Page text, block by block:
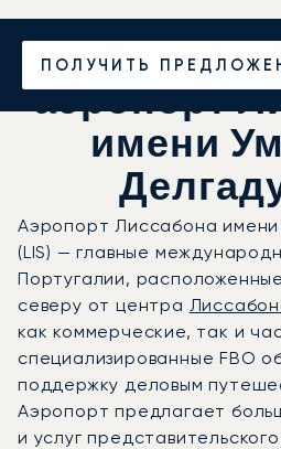
ПОЛУЧИТЬ
Частный
аэропорт
имени
Аэропорт Лиссабона
(LIS) — главные
Португалии,
северу от центра
как коммерческие, так и
специализированные FBO
поддержку деловым
Аэропорт предлагает
и услуг